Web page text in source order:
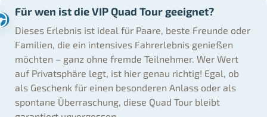
Für wen ist die VIP Quad Tour geeignet?
Dieses Erlebnis ist ideal für Paare, beste Freunde oder
Familien, die ein intensives Fahrerlebnis genießen
möchten – ganz ohne fremde Teilnehmer. Wer Wert
auf Privatsphäre legt, ist hier genau richtig! Egal, ob
als Geschenk für einen besonderen Anlass oder als
spontane Überraschung, diese Quad Tour bleibt